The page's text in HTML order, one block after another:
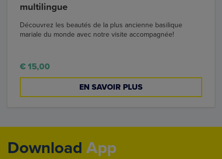
multilingue
Découvrez les beautés de la plus ancienne basilique
mariale du monde avec notre visite accompagnée!
€ 15,00
EN SAVOIR PLUS
Download App